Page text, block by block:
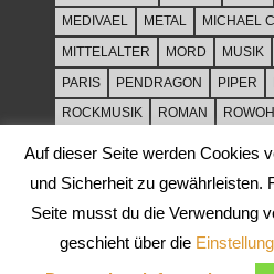
MEDIVAEL
METAL
MICHAEL
MITTELALTER
MORD MUSIK
PARIS
PENDRAGON PIPER
ROCKMUSIK
ROMAN
SPANNUNG
SYLT THRILLER
WEIHNACHT
Auf dieser Seite werden Cookies
und Sicherheit zu gewährleisten.
Seite musst du die Verwendung
geschieht über die